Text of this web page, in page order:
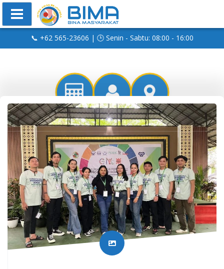
📞 +62 565-23606 | 🕒 Senin - Sabtu: 08:00 - 16:00